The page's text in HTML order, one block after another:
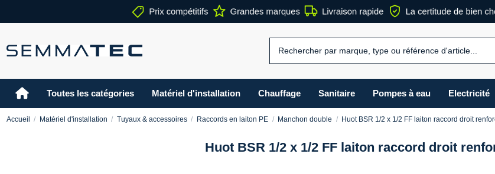
Toutes les catégories Matériel d'installation Chauffage Sanitaire Pompes à eau Electricité
Accueil Matériel d'installation Tuyaux & accessoires Raccords en laiton PE Manchon double Huot BSR 1/2 x 1/2 FF laiton raccord droit
Huot BSR 1/2 x 1/2 FF laiton raccord droit